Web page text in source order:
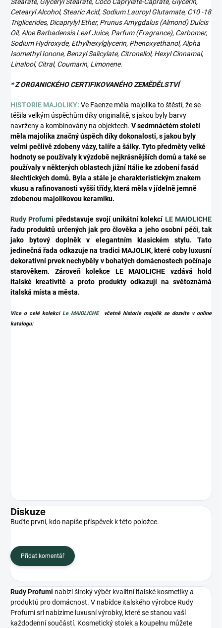
Stearate, Glyceryl Stearate, Coco Caprylate-Caprate, Glycerin,
Cetearyl Alcohol, Stearic Acid, Sodium Lauroyl Glutamate, C10 -18
Triglicerides, Dicaprylyl Ether, Prunus Amygdalus (Almond) Dulcis
Oil, Aloe Barbadensis Leaf Juice, Parfum (Fragrance), Carbomer,
Sodium Hydroxyde, Ethylhexylglycerin, Phenoxyethanol, Alpha
Isomethyl Ionone, Benzyl Salicylate, Citronellol, Hexyl Cinnamal,
Linalool, Citral, Coumarin, Limonene.
* Z ORGANICKÉHO CERTIFIKOVANÉHO ZEMĚDĚLSTVÍ
HISTORIE MAJOLIKY: Ve Faenze měla majolika to štěstí, že se
těšila velkým úspěchům díky originalitě, s jakou byly barvy
navrženy a kombinovány na objektech. V sedmnáctém století
měla majolika značný úspěch díky dokonalosti, s jakou byly
velmi pečlivě zdobeny vázy, talíře a šálky. Tyto předměty velké
hodnoty se používaly k výzdobě nejkrásnějších domů a také se
používaly v některých oblastech jižní Itálie ke zdobení fasád
šlechtických domů. Byla a stále je charakteristickým znakem
vkusu a rafinovanosti vyšší třídy, která měla v jídelně jemně
zdobenou majolikovou keramiku.
Rudy Profumi představuje svojí unikátní kolekcí LE MAIOLICHE
řadu produktů určených jak pro člověka a jeho osobní péči, tak
jako bytový doplněk v elegantním klasickém stylu. Tato
jedinečná řada odkazuje na tradici MAJOLIK, které coby luxusní
dekorativní prvek nechyběly v bohatých domácnostech počínaje
starověkem. Zároveň kolekce LE MAIOLICHE vzdává hold
italské kreativitě a proto produkty odkazují na světoznámá
italská místa a města.
Více o celé kolekciLe MAIOLICHE
včetně historie majolik se dozvíte v online
katalogu:
Diskuze
Buďte první, kdo napíše příspěvek k této položce.
Přidat komentář
Rudy Profumi nabízí široký výběr kvalitní italské kosmetiky a
produktů pro domácnost. V nabídce italského výrobce Rudy
Profumi srl nabízíme luxusní výrobky, které se stanou vaší
každodenní součástí. Kosmetický stolek a koupelnu můžete